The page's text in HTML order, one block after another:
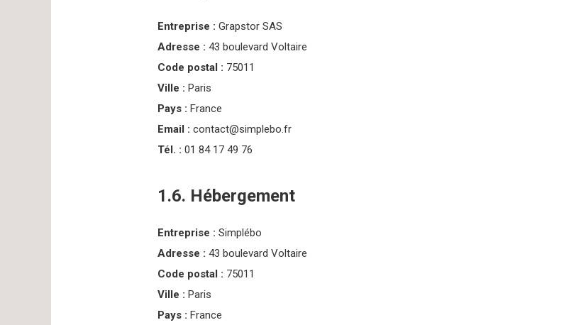
Entreprise : Grapstor SAS
Adresse : 43 boulevard Voltaire
Code postal : 75011
Ville : Paris
Pays : France
Email : contact@simplebo.fr
Tél. : 01 84 17 49 76
1.6. Hébergement
Entreprise : Simplébo
Adresse : 43 boulevard Voltaire
Code postal : 75011
Ville : Paris
Pays : France